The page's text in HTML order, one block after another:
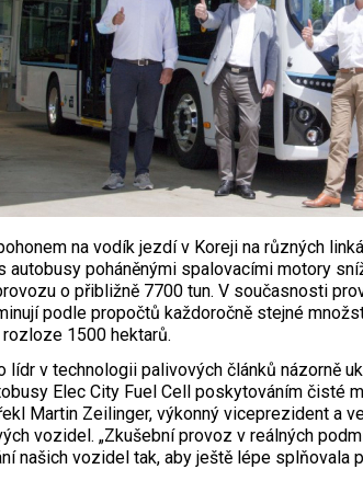
na vodík jezdí v Koreji na různých
autobusy poháněnými spalovacími motory
o přibližně 7700 tun. V současnosti
podle propočtů každoročně stejné
1500 hektarů.
lídr v technologii palivových článků názorně
Elec City Fuel Cell poskytováním čisté
Martin Zeilinger, výkonný viceprezident a
vozidel. „Zkušební provoz v reálných
našich vozidel tak, aby ještě lépe splňovala